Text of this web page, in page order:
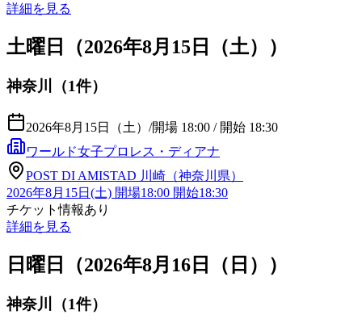
詳細を見る
土曜日（2026年8月15日（土））
神奈川（1件）
2026年8月15日（土） /開場 18:00 / 開始 18:30
ワールド女子プロレス・ディアナ
POST DI AMISTAD 川崎（神奈川県）
2026年8月15日(土) 開場18:00 開始18:30
チケット情報あり
詳細を見る
日曜日（2026年8月16日（日））
神奈川（1件）